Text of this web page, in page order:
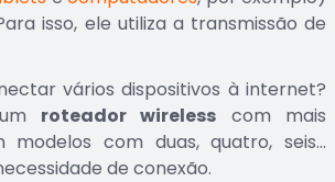
isso, ele utiliza a transmissão de
vários dispositivos à internet?
roteador wireless com mais
modelos com duas, quatro, seis…
de conexão.